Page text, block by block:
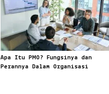
Apa Itu PMO? Fungsinya dan
Perannya Dalam Organisasi